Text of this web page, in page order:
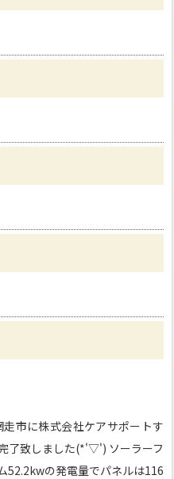
市に株式会社ケアサポートす
了致しました(*'▽') ソーラーフ
52.2kwの発電量でパネルは116